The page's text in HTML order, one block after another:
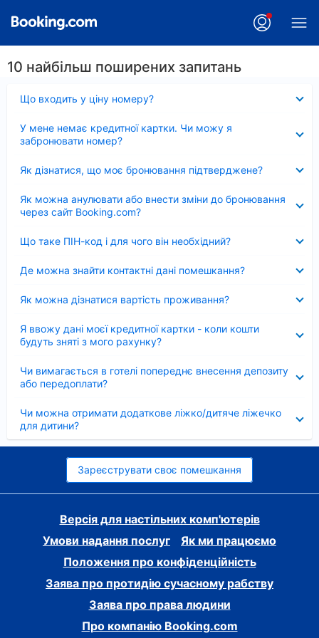
10 найбільш поширених запитань
Що входить у ціну номеру?
У мене немає кредитної картки. Чи можу я
забронювати номер?
Як дізнатися, що моє бронювання підтверджене?
Як можна анулювати або внести зміни до бронювання
через сайт Booking.com?
Що таке ПІН-код і для чого він необхідний?
Де можна знайти контактні дані помешкання?
Як можна дізнатися вартість проживання?
Я ввожу дані моєї кредитної картки - коли кошти
будуть зняті з мого рахунку?
Чи вимагається в готелі попереднє внесення депозиту
або передоплати?
Чи можна отримати додаткове ліжко/дитяче ліжечко
для дитини?
Зареєструвати своє помешкання
Версія для настільних комп'ютерів
Умови надання послуг
Як ми працюємо
Положення про конфіденційність
Заява про протидію сучасному рабству
Заява про права людини
Про компанію Booking.com